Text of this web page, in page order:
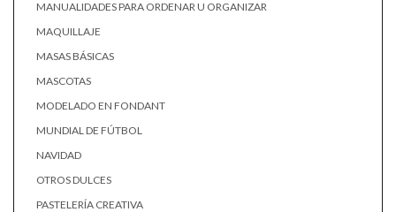
MANUALIDADES PARA ORDENAR U ORGANIZAR
MAQUILLAJE
MASAS BÁSICAS
MASCOTAS
MODELADO EN FONDANT
MUNDIAL DE FÚTBOL
NAVIDAD
OTROS DULCES
PASTELERÍA CREATIVA